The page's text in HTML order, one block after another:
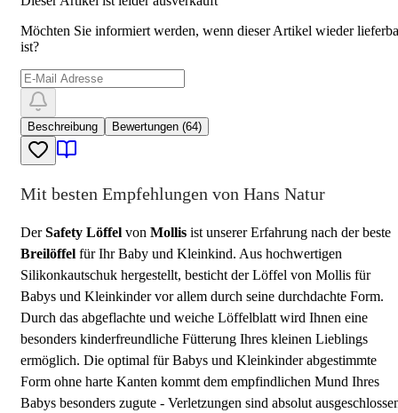
Möchten Sie informiert werden, wenn dieser Artikel wieder
ist?
Beschreibung Bewertungen (64)
Mit besten Empfehlungen von Hans Natur
DerSafety Löffel von Mollis ist unserer Erfahrung nach der beste
Breilöffel für Ihr Baby und Kleinkind. Aus hochwertigen
Silikonkautschuk hergestellt, besticht der Löffel von Mollis für
Babys und Kleinkinder vor allem durch seine durchdachte Form.
Durch das abgeflachte und weiche Löffelblatt wird Ihnen eine
besonders kinderfreundliche Fütterung Ihres kleinen Lieblings
ermöglich. Die optimal für Babys und Kleinkinder abgestimmte
Form ohne harte Kanten kommt dem empfindlichen Mund Ihres
Babys besonders zugute - Verletzungen sind absolut